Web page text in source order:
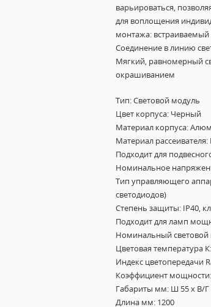
варьироваться,
для воплощения
монтажа:
Соединение в линию
Мягкий, равномерный
окрашиванием
Тип: Световой модуль
Цвет корпуса: Черный
Материал корпуса:
Материал
Подходит для
Номинальное
Тип управляющего
светодиодов)
Степень защиты: IP40,
Подходит для ламп
Номинальный световой
Цветовая температура
Индекс цветопередачи
Коэффициент
Габариты мм: Ш 55 х В/Г
Длина мм: 1200